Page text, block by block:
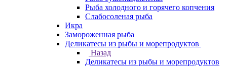
Рыба холодного и горячего копчения
Слабосоленая рыба
Икра
Замороженная рыба
Деликатесы из рыбы и морепродуктов
Назад
Деликатесы из рыбы и морепродуктов